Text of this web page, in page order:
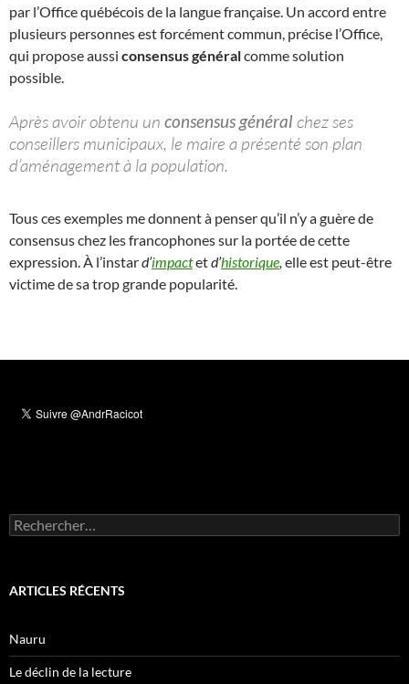
par l’Office québécois de la langue française. Un accord entre
plusieurs personnes est forcément commun, précise l’Office,
qui propose aussi consensus généralcomme solution
possible.
Après avoir obtenu un consensus général chez ses
conseillers municipaux, le maire a présenté son plan
d’aménagement à la population.
Tous ces exemples me donnent à penser qu’il n’y a guère de
consensus chez les francophones sur la portée de cette
expression. À l’instard’impactetd’historique elle est peut-être
victime de sa trop grande popularité.
Rechercher :
ARTICLES RÉCENTS
Nauru
Le déclin de la lecture